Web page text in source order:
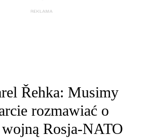
Řehka: Musimy
rozmawiać o
Rosja-NATO